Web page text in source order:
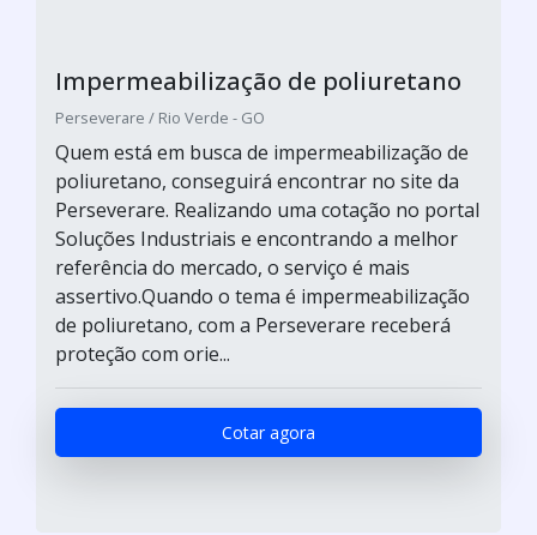
Impermeabilização de poliuretano
Perseverare / Rio Verde - GO
Quem está em busca de impermeabilização de
poliuretano, conseguirá encontrar no site da
Perseverare. Realizando uma cotação no portal
Soluções Industriais e encontrando a melhor
referência do mercado, o serviço é mais
assertivo.Quando o tema é impermeabilização
de poliuretano, com a Perseverare receberá
proteção com orie...
Cotar agora